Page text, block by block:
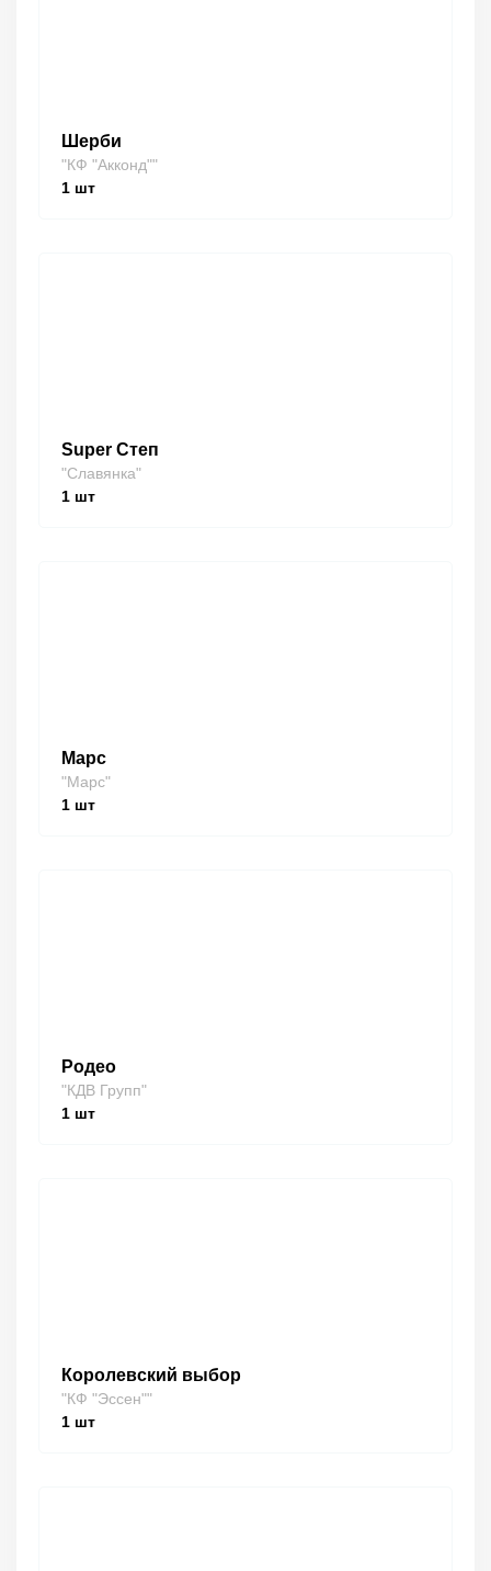
Шерби
"КФ "Акконд""
1 шт
Super Степ
"Славянка"
1 шт
Марс
"Марс"
1 шт
Родео
"КДВ Групп"
1 шт
Королевский выбор
"КФ "Эссен""
1 шт